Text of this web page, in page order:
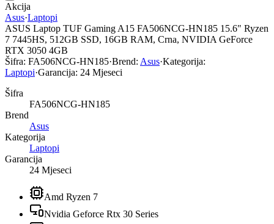
Akcija
Asus·Laptopi
ASUS Laptop TUF Gaming A15 FA506NCG-HN185 15.6" Ryzen
7 7445HS, 512GB SSD, 16GB RAM, Crna, NVIDIA GeForce
RTX 3050 4GB
Šifra: FA506NCG-HN185·Brend: Asus·Kategorija:
Laptopi·Garancija: 24 Mjeseci
Šifra
FA506NCG-HN185
Brend
Asus
Kategorija
Laptopi
Garancija
24 Mjeseci
Amd Ryzen 7
Nvidia Geforce Rtx 30 Series